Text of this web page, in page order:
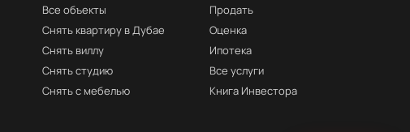
Все объекты
Снять квартиру в Дубае
Снять виллу
Снять студию
Снять с мебелью
Продать
Оценка
Ипотека
Все услуги
Книга Инвестора